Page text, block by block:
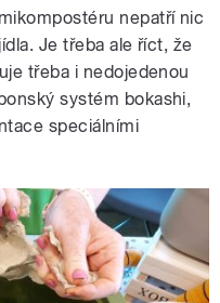
nepatří nic
Je třeba ale říct, že
třeba i nedojedenou
systém bokashi,
speciálními